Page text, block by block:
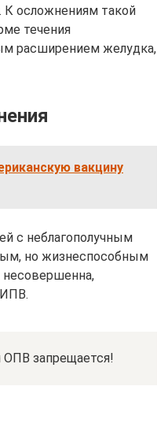
К осложнениям такой
течения
расширением желудка,
вакцину
с неблагополучным
но жизнеспособным
ОПВ запрещается!